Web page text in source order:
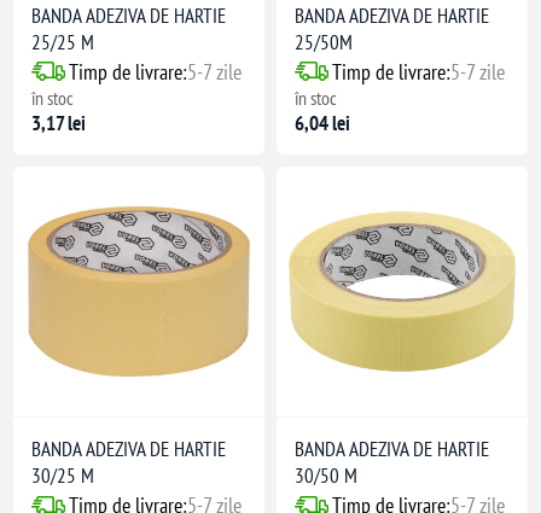
BANDA ADEZIVA DE HARTIE
25/25 M
Timp de livrare:5-7 zile
în stoc
3,17 lei
BANDA ADEZIVA DE HARTIE
25/50M
Timp de livrare:5-7 zile
în stoc
6,04 lei
BANDA ADEZIVA DE HARTIE
30/25 M
Timp de livrare:5-7 zile
BANDA ADEZIVA DE HARTIE
30/50 M
Timp de livrare:5-7 zile